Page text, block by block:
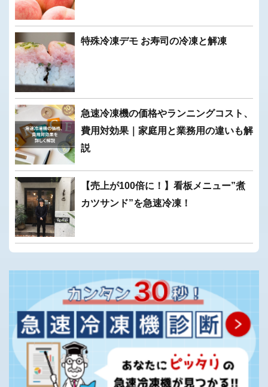
特殊冷凍デモ お寿司の冷凍と解凍
急速冷凍機の価格やランニングコスト、
費用対効果｜家庭用と業務用の違いも解
説
【売上が100倍に！】看板メニュー”煮
カツサンド”を急速冷凍！